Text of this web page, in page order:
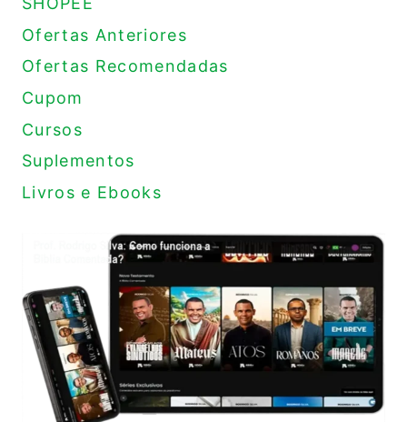
Ofertas Anteriores
Ofertas Recomendadas
Cupom
Cursos
Suplementos
Livros e Ebooks